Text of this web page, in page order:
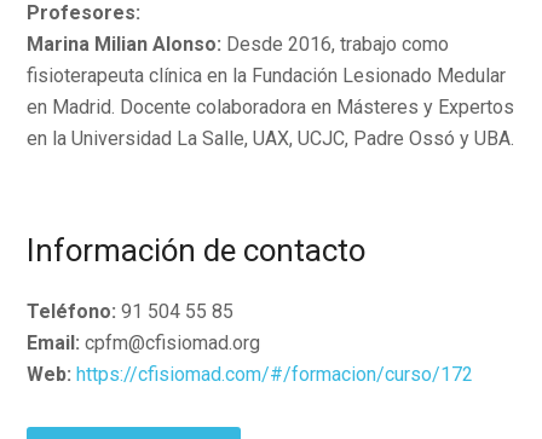
Profesores:
Marina Milian Alonso: Desde 2016, trabajo como
fisioterapeuta clínica en la Fundación Lesionado Medular
en Madrid. Docente colaboradora en Másteres y Expertos
en la Universidad La Salle, UAX, UCJC, Padre Ossó y UBA.
Información de contacto
Teléfono: 91 504 55 85
Email: cpfm@cfisiomad.org
Web: https://cfisiomad.com/#/formacion/curso/172